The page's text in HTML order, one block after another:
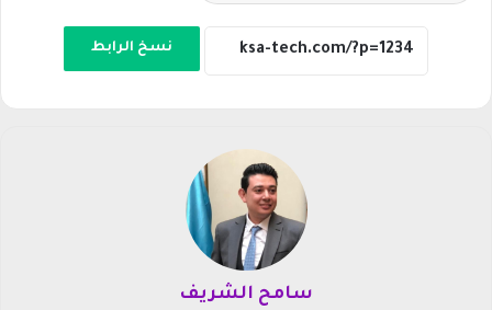
نسخ الرابط
سامح الشريف